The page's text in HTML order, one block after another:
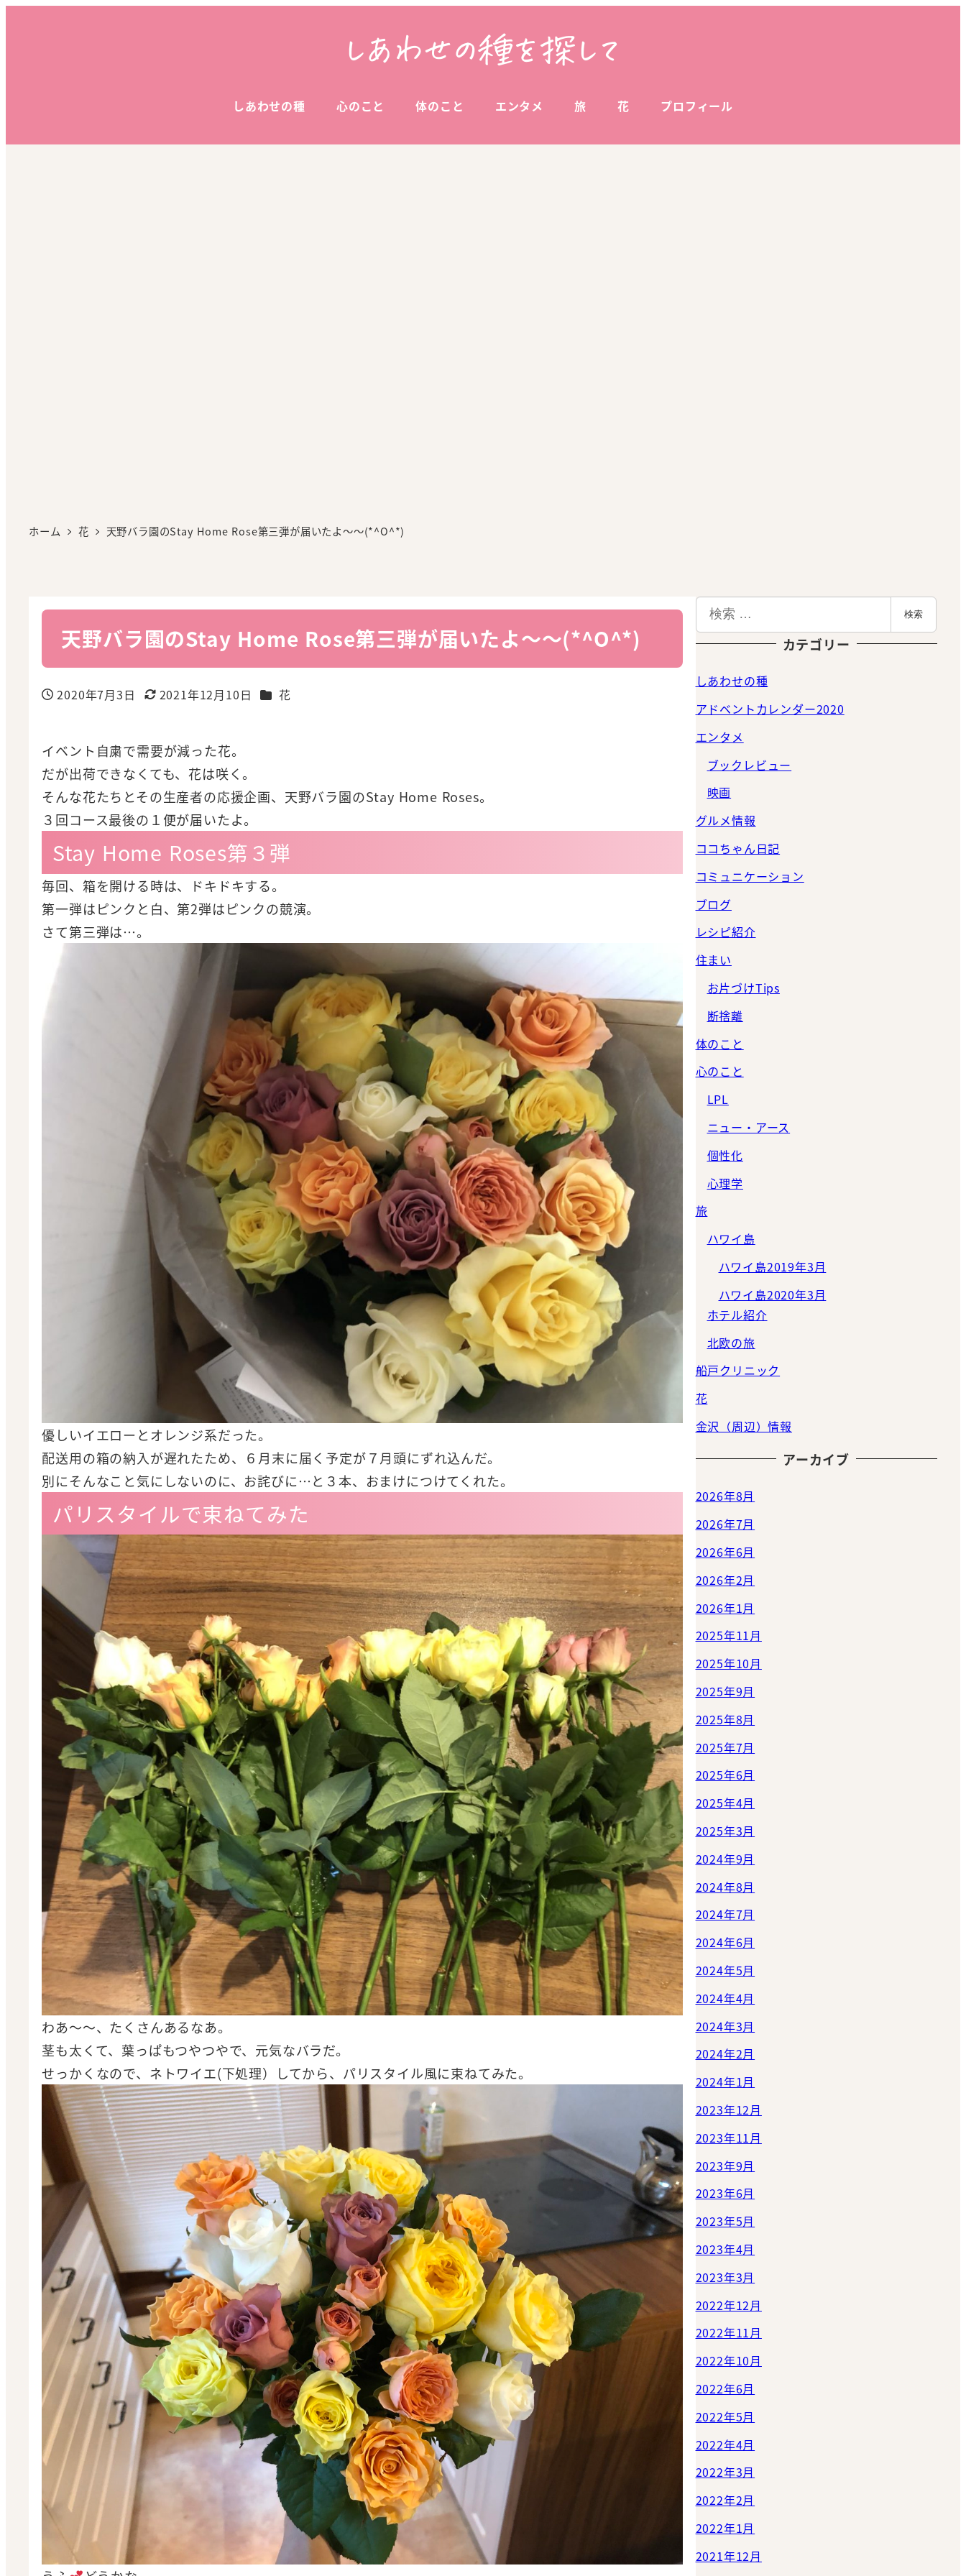
しあわせの種 心のこと 体のこと エンタメ 旅 花 プロフィール
ホーム 花 天野バラ園のStay Home Rose第三弾が届いたよ～～(*^O^*)
天野バラ園のStay Home Rose第三弾が届いたよ～～(*^O^*)
投稿日
2020年7月3日
更新日
2021年12月10日 カテゴリー
花
イベント自粛で需要が減った花。
だが出荷できなくても、花は咲く。
そんな花たちとその生産者の応援企画、天野バラ園のStay Home Roses。
３回コース最後の１便が届いたよ。
Stay Home Roses第３弾
毎回、箱を開ける時は、ドキドキする。
第一弾はピンクと白、第2弾はピンクの競演。
さて第三弾は…。
優しいイエローとオレンジ系だった。
配送用の箱の納入が遅れたため、６月末に届く予定が７月頭にずれ込んだ。
別にそんなこと気にしないのに、お詫びに…と３本、おまけにつけてくれた。
パリスタイルで束ねてみた
わあ～～、たくさんあるなあ。
茎も太くて、葉っぱもつやつやで、元気なバラだ。
せっかくなので、ネトワイエ(下処理）してから、パリスタイル風に束ねてみた。
索
検索
カテゴリー
しあわせの種
アドベントカレンダー2020
エンタメ
ブックレビュー
映画
グルメ情報
ココちゃん日記
コミュニケーション
ブログ
レシピ紹介
住まい
お片づけTips
断捨離
体のこと
心のこと
LPL
ニュー・アース
個性化
心理学
旅
ハワイ島
ハワイ島2019年3月
ハワイ島2020年3月
ホテル紹介
北欧の旅
船戸クリニック
花
金沢（周辺）情報
アーカイブ
2026年8月
2026年7月
2026年6月
2026年2月
2026年1月
2025年11月
2025年10月
2025年9月
2025年8月
2025年7月
2025年6月
2025年4月
2025年3月
2024年9月
2024年8月
2024年7月
2024年6月
2024年5月
2024年4月
2024年3月
2024年2月
2024年1月
2023年12月
2023年11月
2023年9月
2023年6月
2023年5月
2023年4月
2023年3月
2022年12月
2022年11月
2022年10月
2022年6月
2022年5月
2022年4月
2022年3月
2022年2月
2022年1月
2021年12月